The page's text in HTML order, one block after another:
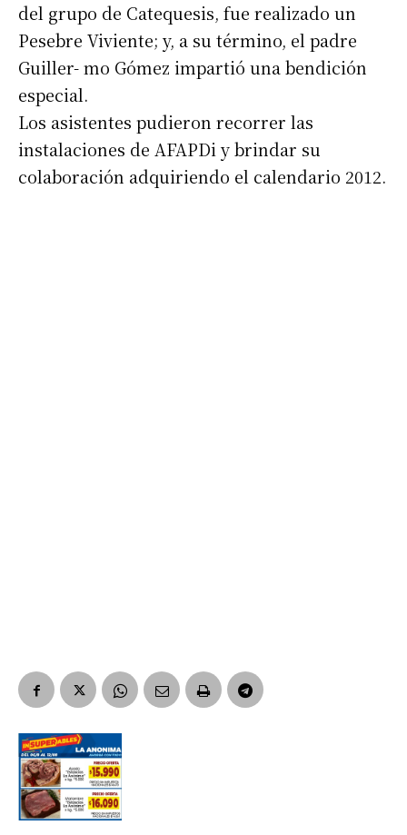
Nombre
Apellidos
del grupo de Catequesis, fue realizado un
Pesebre Viviente; y, a su término, el padre
Guiller- mo Gómez impartió una bendición
especial.
Los asistentes pudieron recorrer las
instalaciones de AFAPDi y brindar su
colaboración adquiriendo el calendario 2012.